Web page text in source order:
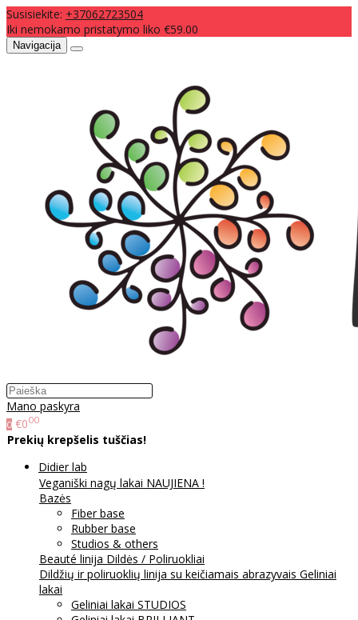
Susisiekite: +37062723504
Iki nemokamo pristatymo liko €59.00
Navigacija
Mano paskyra
0 €000
Prekių krepšelis tuščias!
Didier lab
Veganiški nagų lakai NAUJIENA !
Bazės
Fiber base
Rubber base
Studios & others
Beauté linija Dildės / Poliruokliai
Dildžių ir poliruoklių linija su keičiamais abrazyvais Geliniai
lakai
Geliniai lakai STUDIOS